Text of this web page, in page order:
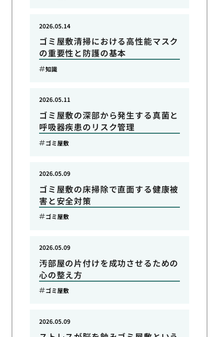
ゴミ屋敷清掃における高性能マスク
の重要性と防護の基本
2026.05.14
知識
ゴミ屋敷の深部から発生する真菌と
呼吸器疾患のリスク管理
2026.05.11
ゴミ屋敷
ゴミ屋敷の床掃除で直面する健康被
害と安全対策
2026.05.09
ゴミ屋敷
汚部屋の片付けを成功させるための
心の整え方
2026.05.09
ゴミ屋敷
2026.05.09